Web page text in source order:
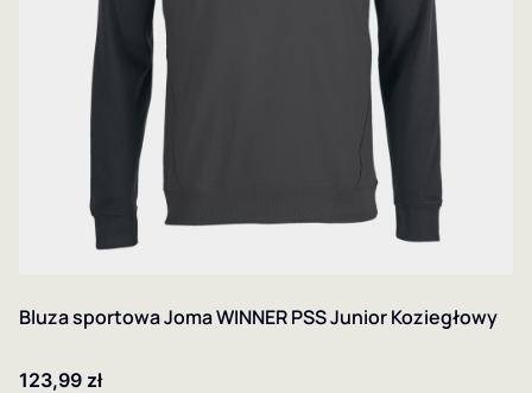
Bluza sportowa Joma WINNER PSS Junior Koziegłowy
Cena
123,99 zł